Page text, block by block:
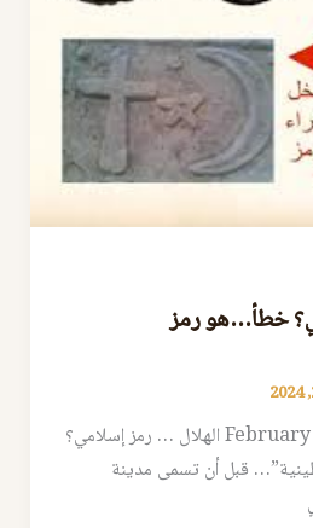
خطأ…هو رمز
February 27, 2023, 11:29 am الهلال … رمز إسلامي؟
قبل أن تسمى مدينة